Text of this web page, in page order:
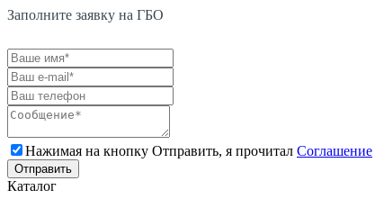
Заполните заявку на ГБО
Нажимая на кнопку Отправить, я прочитал Соглашение
Каталог